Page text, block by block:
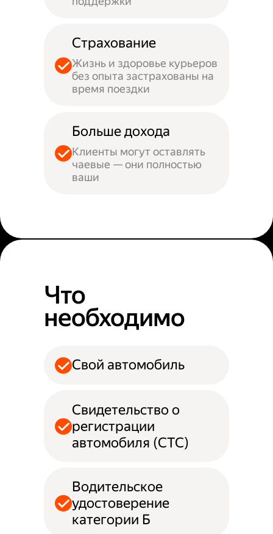
Страхование
Жизнь и здоровье курьеров
без опыта застрахованы на
время поездки
Больше дохода
Клиенты могут оставлять
чаевые — они полностью
ваши
Что
необходимо
Свой автомобиль
Свидетельство о
регистрации
автомобиля (СТС)
Водительское
удостоверение
категории Б